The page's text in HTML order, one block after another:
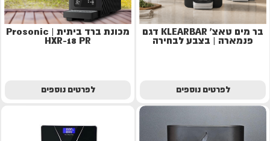
בר מים טאצ' KLEARBAR דגם
פנמארה | בצבע לבחירה
לפרטים נוספים
מכונת ברד ביתית | Prosonic
HXR-18 PR
לפרטים נוספים